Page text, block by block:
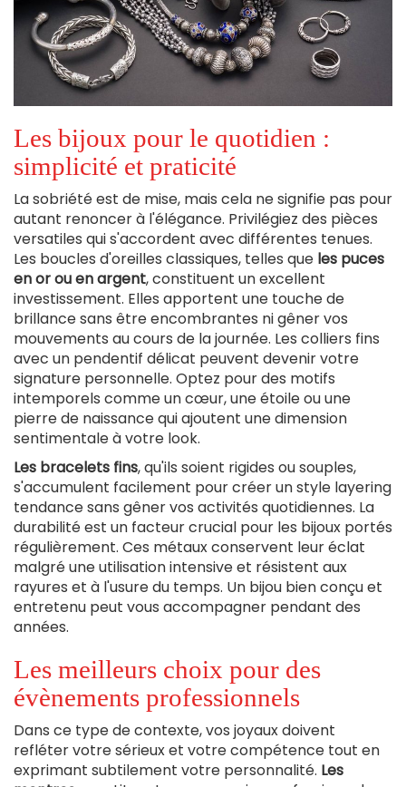
Les bijoux pour le quotidien :
simplicité et praticité
La sobriété est de mise, mais cela ne signifie pas pour
autant renoncer à l'élégance. Privilégiez des pièces
versatiles qui s'accordent avec différentes tenues.
Les boucles d'oreilles classiques, telles que les puces
en or ou en argent, constituent un excellent
investissement. Elles apportent une touche de
brillance sans être encombrantes ni gêner vos
mouvements au cours de la journée. Les colliers fins
avec un pendentif délicat peuvent devenir votre
signature personnelle. Optez pour des motifs
intemporels comme un cœur, une étoile ou une
pierre de naissance qui ajoutent une dimension
sentimentale à votre look.
Les bracelets fins, qu'ils soient rigides ou souples,
s'accumulent facilement pour créer un style layering
tendance sans gêner vos activités quotidiennes. La
durabilité est un facteur crucial pour les bijoux portés
régulièrement. Ces métaux conservent leur éclat
malgré une utilisation intensive et résistent aux
rayures et à l'usure du temps. Un bijou bien conçu et
entretenu peut vous accompagner pendant des
années.
Les meilleurs choix pour des
évènements professionnels
Dans ce type de contexte, vos joyaux doivent
refléter votre sérieux et votre compétence tout en
exprimant subtilement votre personnalité. Les